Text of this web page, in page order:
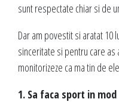
sunt respectate chiar si de
Dar am povestit si aratat 10
sinceritate si pentru care as
monitorizeze ca ma tin de
1. Sa faca sport in